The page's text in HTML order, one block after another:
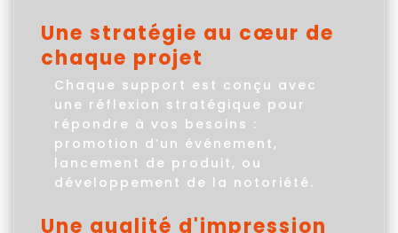
Une stratégie au cœur de
chaque projet
Chaque support est conçu avec
une réflexion stratégique pour
répondre à vos besoins :
promotion d’un événement,
lancement de produit, ou
développement de la notoriété.
Une qualité d'impression